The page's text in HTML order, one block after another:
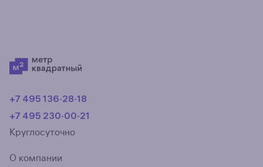
+7 495 136‑28‑18
+7 495 230‑00‑21
Круглосуточно
О компании